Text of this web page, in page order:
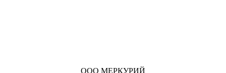
ООО МЕРКУРИЙ